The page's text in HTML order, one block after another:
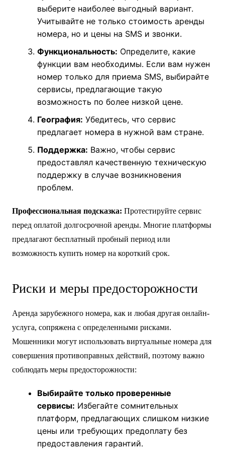
выберите наиболее выгодный вариант.
Учитывайте не только стоимость аренды
номера, но и цены на SMS и звонки.
Функциональность: Определите, какие
функции вам необходимы. Если вам нужен
номер только для приема SMS, выбирайте
сервисы, предлагающие такую
возможность по более низкой цене.
География: Убедитесь, что сервис
предлагает номера в нужной вам стране.
Поддержка: Важно, чтобы сервис
предоставлял качественную техническую
поддержку в случае возникновения
проблем.
Профессиональная подсказка: Протестируйте сервис
перед оплатой долгосрочной аренды. Многие платформы
предлагают бесплатный пробный период или
возможность купить номер на короткий срок.
Риски и меры предосторожности
Аренда зарубежного номера, как и любая другая онлайн-
услуга, сопряжена с определенными рисками.
Мошенники могут использовать виртуальные номера для
совершения противоправных действий, поэтому важно
соблюдать меры предосторожности:
Выбирайте только проверенные
сервисы: Избегайте сомнительных
платформ, предлагающих слишком низкие
цены или требующих предоплату без
предоставления гарантий.